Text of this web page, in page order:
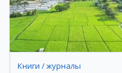
Книги / журналы